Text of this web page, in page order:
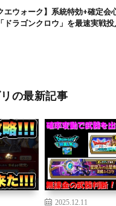
エウォーク】系統特効+確定会
ドラゴンクロウ」を最速実戦投
の最新記事
2025.12.11